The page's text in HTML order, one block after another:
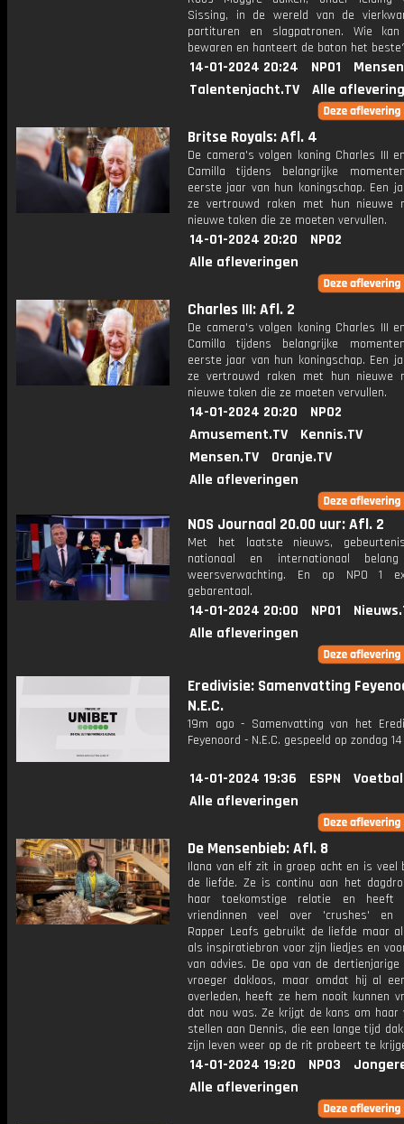
Sissing, in de wereld van de
partituren en slagpatronen. Wie
bewaren en hanteert de baton het
14-01-2024 20:24 NPO1
Talentenjacht.TV
Alle
Britse Royals: Afl. 4
De camera's volgen koning Charles III
Camilla tijdens belangrijke
eerste jaar van hun koningschap. Een
ze vertrouwd raken met hun nieuwe
nieuwe taken die ze moeten vervullen.
14-01-2024 20:20
NPO2
Alle afleveringen
Charles III: Afl. 2
De camera's volgen koning Charles III
Camilla tijdens belangrijke
eerste jaar van hun koningschap. Een
ze vertrouwd raken met hun nieuwe
nieuwe taken die ze moeten vervullen.
14-01-2024 20:20
NPO2
Amusement.TV
Kennis.TV
Mensen.TV
Oranje.TV
Alle afleveringen
NOS Journaal 20.00 uur: Afl. 2
Met het laatste nieuws,
nationaal en internationaal
weersverwachting. En op NPO 1
gebarentaal.
14-01-2024 20:00 NPO1
Alle afleveringen
Eredivisie: Samenvatting
N.E.C.
19m ago - Samenvatting van het
Feyenoord - N.E.C. gespeeld op zondag
14-01-2024 19:36 ESPN
Alle afleveringen
De Mensenbieb: Afl. 8
Ilana van elf zit in groep acht en is veel
de liefde. Ze is continu aan het
haar toekomstige relatie en
vriendinnen veel over 'crushes' en
Rapper Leafs gebruikt de liefde maar
als inspiratiebron voor zijn liedjes en
van advies. De opa van de dertienjarige
vroeger dakloos, maar omdat hij al
overleden, heeft ze hem nooit kunnen
dat nou was. Ze krijgt de kans om haar
stellen aan Dennis, die een lange tijd
zijn leven weer op de rit probeert te
14-01-2024 19:20 NPO3
Alle afleveringen